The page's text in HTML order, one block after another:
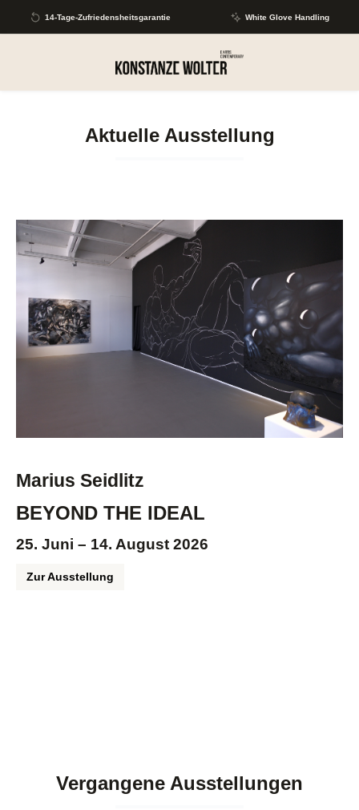
Zum Hauptinhalt springen
14-Tage-Zufriedensheitsgarantie White Glove Handling
Aktuelle Ausstellung
Marius Seidlitz
BEYOND THE IDEAL
25. Juni – 14. August 2026
Zur Ausstellung
Vergangene Ausstellungen